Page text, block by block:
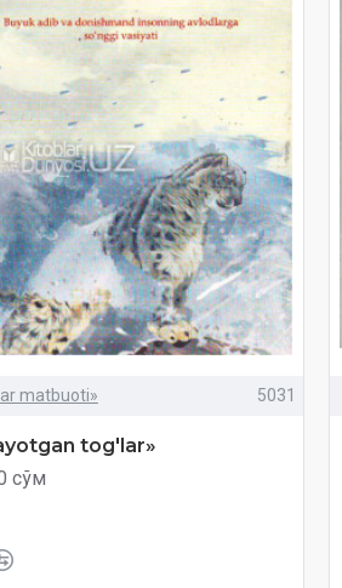
matbuoti» 5031
tog'lar»‎
сўм